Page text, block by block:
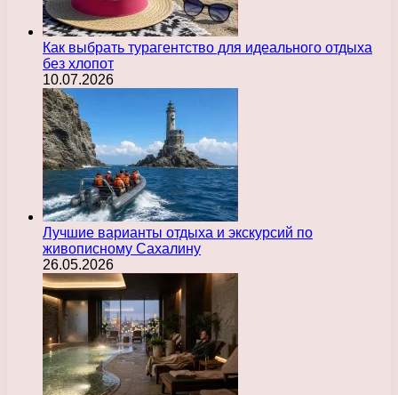
Как выбрать турагентство для идеального отдыха
без хлопот
10.07.2026
Лучшие варианты отдыха и экскурсий по
живописному Сахалину
26.05.2026